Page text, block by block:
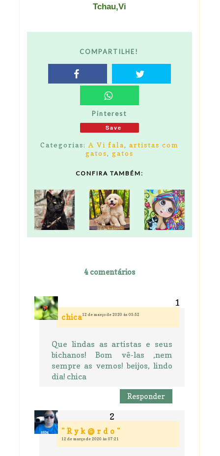
Tchau,Vi
COMPARTILHE!
Pinterest
Save
Categorias: A Vi fala, artistas com
gatos, gatos
CONFIRA TAMBÉM:
4 comentários
chica12 de março de 2020 às 05:52
Que lindas as artistas e seus
bichanos! Bom vê-las ,nem
sempre as vemos! beijos, lindo
dia! chica
Responder
" R y k @ r d o "
12 de março de 2020 às 07:21